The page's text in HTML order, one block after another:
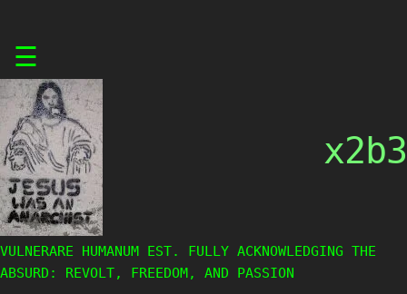
content
☰
x2b3
VULNERARE HUMANUM EST. FULLY ACKNOWLEDGING THE
ABSURD: REVOLT, FREEDOM, AND PASSION